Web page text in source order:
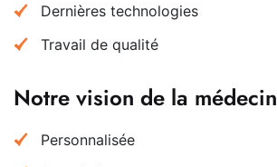
Dernières technologies
Travail de qualité
Notre vision de la
Personnalisée